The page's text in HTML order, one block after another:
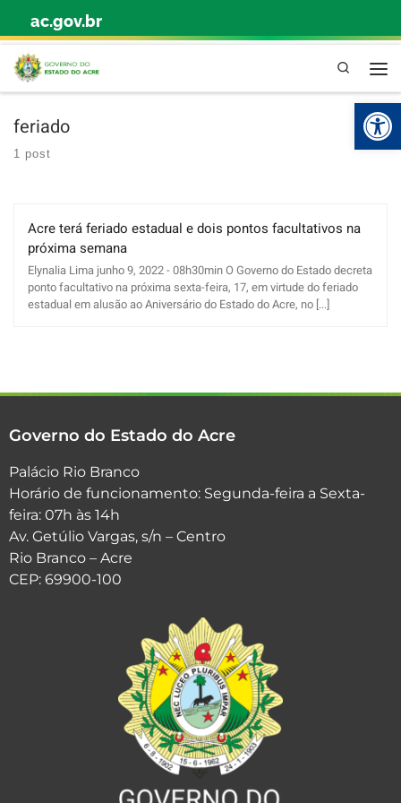
Skip to content
ac.gov.br
Pesquisa
feriado
1 post
Acre terá feriado estadual e dois pontos facultativos na
próxima semana
Elynalia Lima junho 9, 2022 - 08h30min O Governo do Estado decreta
ponto facultativo na próxima sexta-feira, 17, em virtude do feriado
estadual em alusão ao Aniversário do Estado do Acre, no [...]
Governo do Estado do Acre
Palácio Rio Branco
Horário de funcionamento: Segunda-feira a Sexta-
feira: 07h às 14h
Av. Getúlio Vargas, s/n – Centro
Rio Branco – Acre
CEP: 69900-100